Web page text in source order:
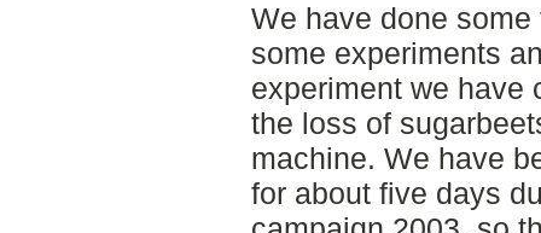
We have done
some experiments
experiment we have
the loss of
machine. We have
for about five days